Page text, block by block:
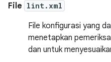
File lint.xml
File konfigurasi yang
menetapkan
dan untuk